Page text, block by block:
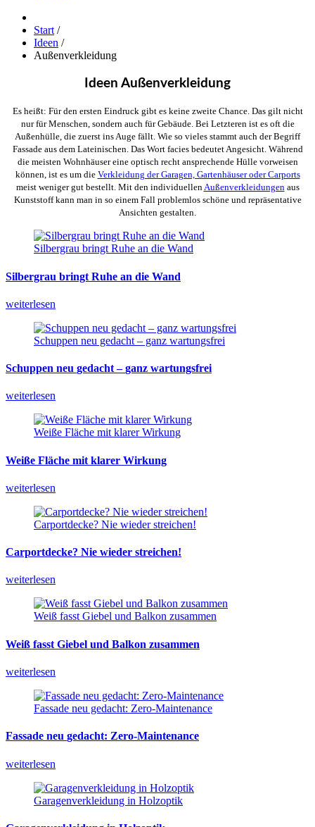
Start /
Ideen /
Außenverkleidung
Ideen Außenverkleidung
Es heißt: Für den ersten Eindruck gibt es keine zweite Chance. Das gilt nicht
nur für Menschen, sondern auch für Gebäude. Bei Letzteren ist es oft die
Außenhülle, die zuerst ins Auge fällt. Wie so vieles stammt auch der Begriff
Fassade aus dem Lateinischen. Das Wort facies bedeutet Angesicht. Während
die meisten Wohnhäuser eine optisch recht ansprechende Hülle vorweisen
können, ist es um die Verkleidung der Garagen, Gartenhäuser oder Carports
meist weniger gut bestellt. Mit den individuellenAußenverkleidungenaus
Kunststoff kann man in so einem Fall problemlos schöne und repräsentative
Ansichten gestalten.
Silbergrau bringt Ruhe an die Wand
Silbergrau bringt Ruhe an die Wand
weiterlesen
Schuppen neu gedacht – ganz wartungsfrei
Schuppen neu gedacht – ganz wartungsfrei
weiterlesen
Weiße Fläche mit klarer Wirkung
Weiße Fläche mit klarer Wirkung
weiterlesen
Carportdecke? Nie wieder streichen!
Carportdecke? Nie wieder streichen!
weiterlesen
Weiß fasst Giebel und Balkon zusammen
Weiß fasst Giebel und Balkon zusammen
weiterlesen
Fassade neu gedacht: Zero-Maintenance
Fassade neu gedacht: Zero-Maintenance
weiterlesen
Garagenverkleidung in Holzoptik